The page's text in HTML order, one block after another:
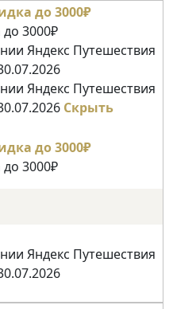
3000₽
Яндекс Путешествия
Яндекс Путешествия
Скрыть
3000₽
Яндекс Путешествия